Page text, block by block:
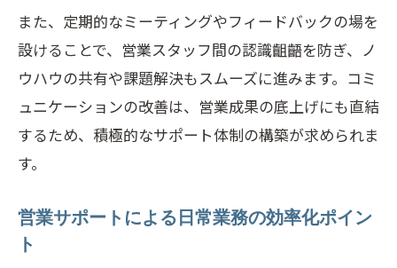
営業サポート導入で成果に直結するポイ
ント
営業支援の現場実践から学ぶ業務自動化の利
点
営業サポートと業務自動化の実践的メリ
業務自動化で営業サポートの負担を削減
また、定期的なミーティングやフィードバックの場を
設けることで、営業スタッフ間の認識齟齬を防ぎ、ノ
ウハウの共有や課題解決もスムーズに進みます。コミ
ュニケーションの改善は、営業成果の底上げにも直結
するため、積極的なサポート体制の構築が求められま
す。
営業サポートによる日常業務の効率化ポイン
ト